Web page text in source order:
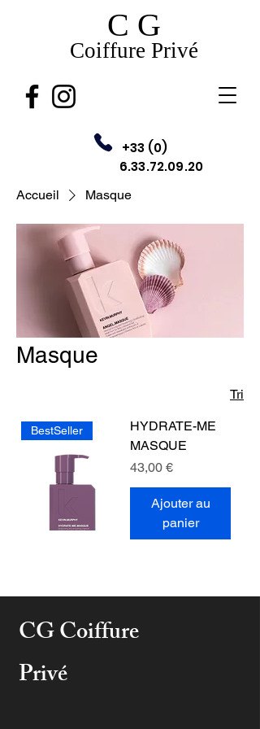
C G
Coiffure Privé
+33 (0)
6.33.72.09.20
Accueil Masque
Masque
Tri
BestSeller
HYDRATE-ME
MASQUE
Prix
43,00 €
Ajouter au
panier
CG Coiffure
Privé